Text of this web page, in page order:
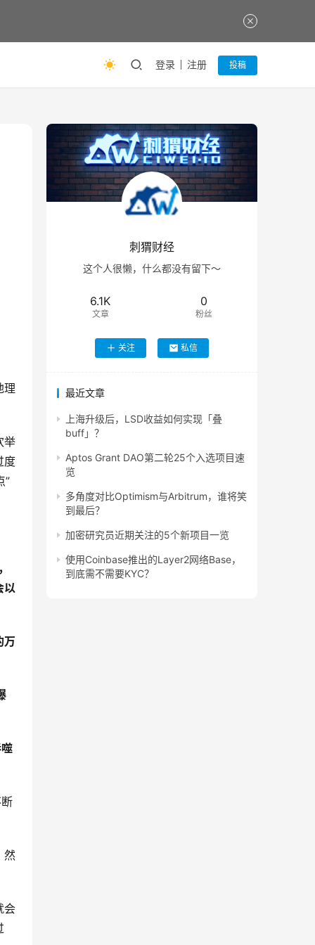
登录 注册 投稿
理
举
度
”
以
万
然
会
刺猬财经
这个人很懒，什么都没有留下～
6.1K
文章
0
粉丝
关注 私信
最近文章
上海升级后，LSD收益如何实现「叠
buff」？
Aptos Grant DAO第二轮25个入选项目速
览
多角度对比Optimism与Arbitrum，谁将笑
到最后？
加密研究员近期关注的5个新项目一览
使用Coinbase推出的Layer2网络Base，
到底需不需要KYC？